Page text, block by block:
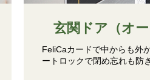
玄関ドア（オー
FeliCaカードで中からも外
ートロックで閉め忘れも防